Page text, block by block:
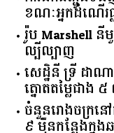
ខណៈអ្នកដំណើរ
រ៉ូប Marshell
ល្បីល្បាញ
សេដ្ឋិនី ទ្រី ដា
ត្នោតតម្លៃជាង ៥
ចំនួន​រោងចក្រ​នៅ​ក
៩​ ​ម៉ឺន​កន្លែង​ក្នុ